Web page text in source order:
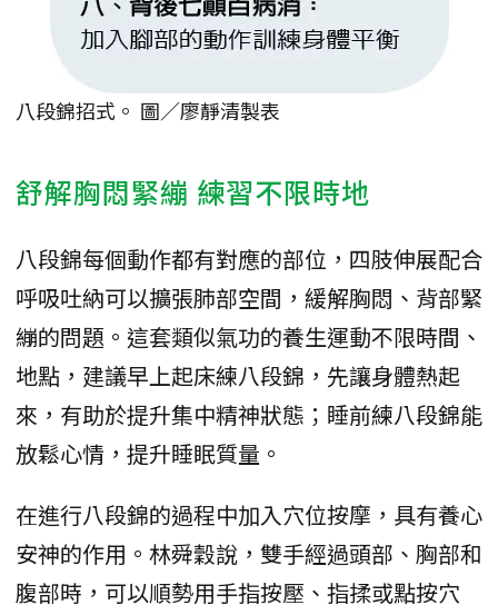
八段錦招式。 圖／廖靜清製表
舒解胸悶緊繃 練習不限時地
八段錦每個動作都有對應的部位，四肢伸展配合
呼吸吐納可以擴張肺部空間，緩解胸悶、背部緊
繃的問題。這套類似氣功的養生運動不限時間、
地點，建議早上起床練八段錦，先讓身體熱起
來，有助於提升集中精神狀態；睡前練八段錦能
放鬆心情，提升睡眠質量。
在進行八段錦的過程中加入穴位按摩，具有養心
安神的作用。林舜穀說，雙手經過頭部、胸部和
腹部時，可以順勢用手指按壓、指揉或點按穴